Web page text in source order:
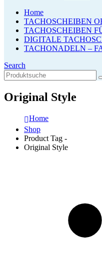
Home
TACHOSCHEIBEN
TACHOSCHEIBEN
DIGITALE
TACHONADELN –
Search
Original Style
Home
Shop
Product Tag -
Original Style